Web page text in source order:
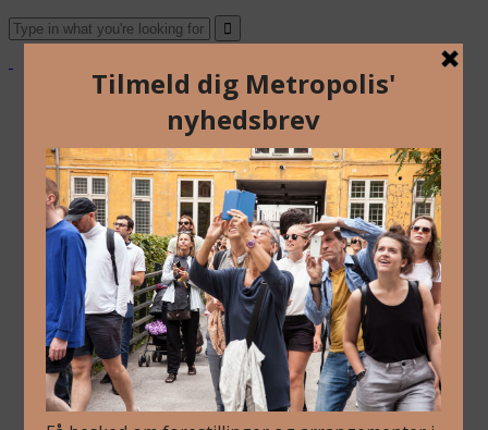
Blog
Arkiv
Nyhedsbrev
Kalender
Kontakt
Dansk
Om Os
Blog
Arkiv
Nyhedsbrev
Kalender